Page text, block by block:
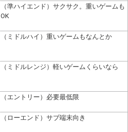
（準ハイエンド）サクサク。重いゲームも
OK
（ミドルハイ）重いゲームもなんとか
（ミドルレンジ）軽いゲームくらいなら
（エントリー）必要最低限
（ローエンド）サブ端末向き